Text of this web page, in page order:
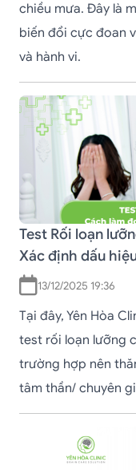
chiều mưa. Đây là
biến đổi cực đoan
và hành vi.
Test Rối loạn
Xác định dấu
13/12/2025 19:36
Tại đây, Yên Hòa
test rối loạn lưỡng
trường hợp nên
tâm thần/ chuyên